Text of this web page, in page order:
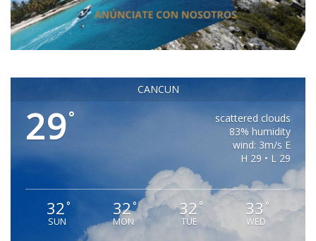
CANCUN
29°
scattered clouds
83% humidity
wind: 3m/s E
H 29 • L 29
32°
SUN
32°
MON
32 °
TUE
33 °
WED